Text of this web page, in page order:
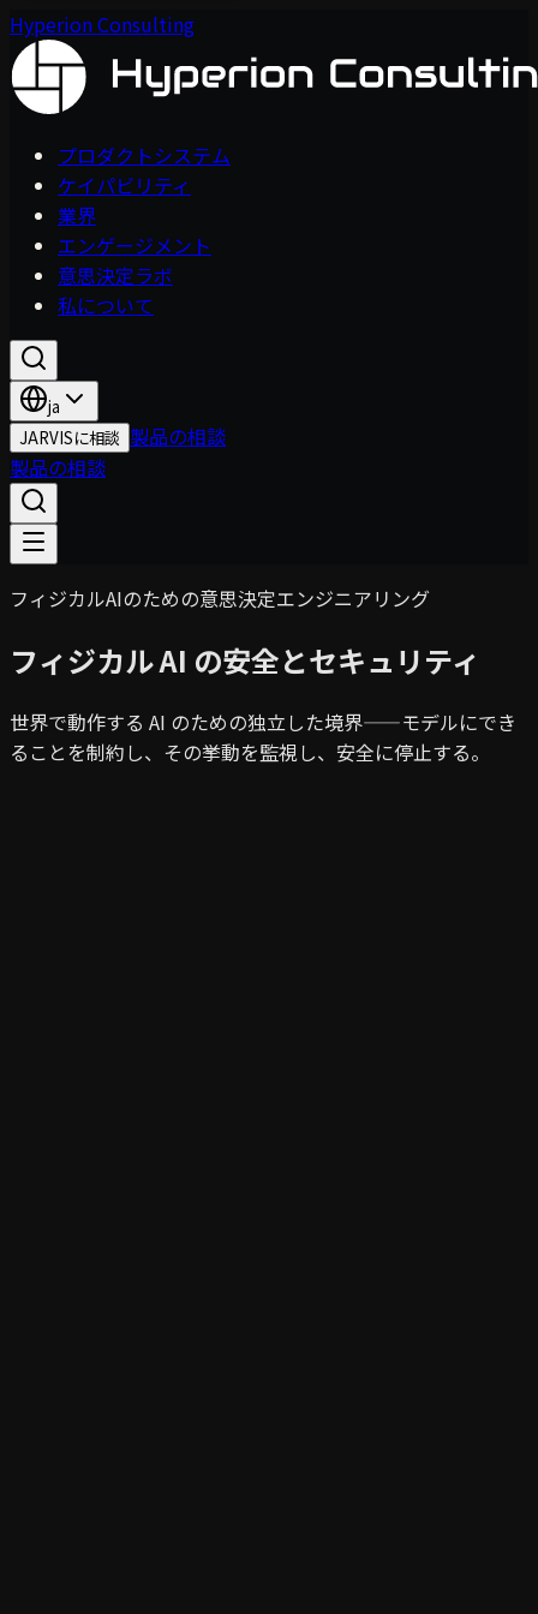
Hyperion Consulting
プロダクトシステム
ケイパビリティ
業界
エンゲージメント
意思決定ラボ
私について
ja
JARVISに相談 製品の相談
製品の相談
フィジカルAIのための意思決定エンジニアリング
フィジカル AI の安全とセキュリティ
世界で動作する AI のための独立した境界——モデルにでき
ることを制約し、その挙動を監視し、安全に停止する。